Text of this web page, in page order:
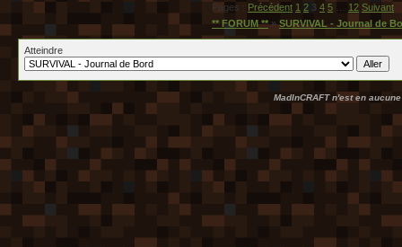
Pages : Précédent 1 2 3 4 5 12 Suivant
** FORUM ** »SURVIVAL - Journal de
Atteindre
MadInCRAFT n'est en